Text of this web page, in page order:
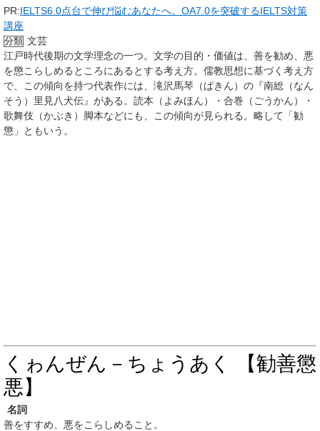
PR:IELTS6.0点台で伸び悩むあなたへ。OA7.0を突破するIELTS対策
講座
分類 文芸
江戸時代後期の文学理念の一つ。文学の目的・価値は、善を勧め、悪
を懲こらしめるところにあるとする考え方。儒教思想に基づく考え方
で、この傾向を持つ代表作には、滝沢馬琴（ばきん）の『南総（なん
そう）里見八犬伝』がある。読本（よみほん）・合巻（ごうかん）・
歌舞伎（かぶき）脚本などにも、この傾向が見られる。略して「勧
懲」ともいう。
くゎんぜん－ちょうあく 【勧善懲
悪】
名詞
善をすすめ、悪をこらしめること。